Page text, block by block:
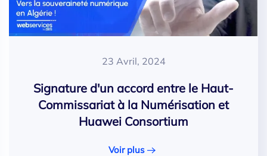
23 Avril, 2024
Signature d'un accord entre le Haut-
Commissariat à la Numérisation et
Huawei Consortium
Voir plus